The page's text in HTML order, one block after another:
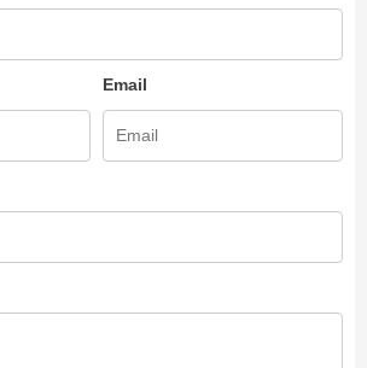
Email